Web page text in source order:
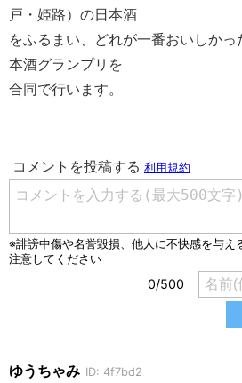
戸・姫路）の日本酒
をふるまい、どれが一番おいしかっ
本酒グランプリを
合同で行います。